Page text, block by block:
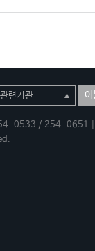
이
254-0533 / 254-